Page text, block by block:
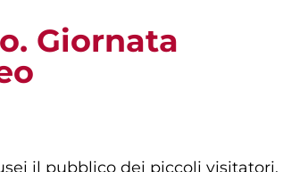
Giornata
il pubblico dei piccoli visitatori,